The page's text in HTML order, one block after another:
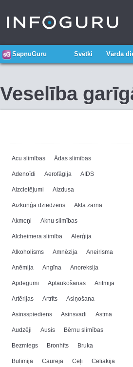
SapņuGuru Svētki Vārda
Veselība
Acu slimības Ādas slimības
Adenoīdi Aerofāgija AIDS
Aizcietējumi Aizdusa
Aizkuņģa dziedzeris Aklā zarna
Akmeņi Aknu slimības
Alcheimera slimība Alerģija
Alkoholisms Amnēzija Aneirisma
Anēmija Angīna Anoreksija
Apdegumi Aptaukošanās Aritmija
Artērijas Artrīts Asiņošana
Asinsspiediens Asinsvadi Astma
Audzēji Ausis Bērnu slimības
Bezmiegs Bronhīts Bruka
Bulīmija Caureja Ceļi Celiakija